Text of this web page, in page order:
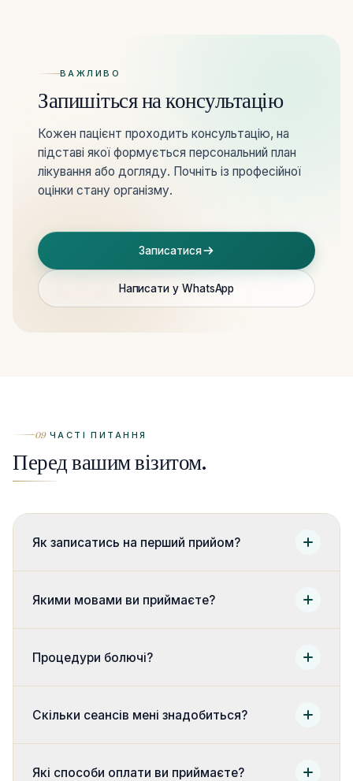
ВАЖЛИВО
Запишіться на консультацію
Кожен пацієнт проходить консультацію, на
підставі якої формується персональний план
лікування або догляду. Почніть із професійної
оцінки стану організму.
Записатися
Написати у WhatsApp
09 ЧАСТІ ПИТАННЯ
Перед вашим візитом.
Як записатись на перший прийом?
Якими мовами ви приймаєте?
Процедури болючі?
Скільки сеансів мені знадобиться?
Які способи оплати ви приймаєте?
08021 Barcelona